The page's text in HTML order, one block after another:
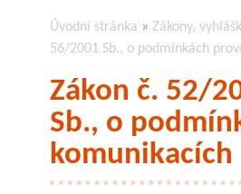
Úvodní stránka » Zákony,
56/2001 Sb., o podmínkách
Zákon č. 52/
Sb., o
komunikacích